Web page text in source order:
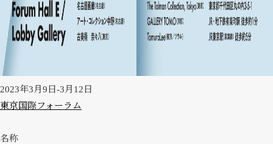
2023年3月9日-3月12日
東京国際フォーラム
名称